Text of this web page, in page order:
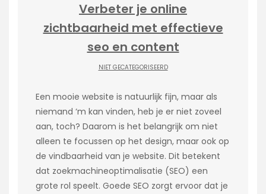
Verbeter je online
zichtbaarheid met effectieve
seo en content
NIET GECATEGORISEERD
Een mooie website is natuurlijk fijn, maar als
niemand ‘m kan vinden, heb je er niet zoveel
aan, toch? Daarom is het belangrijk om niet
alleen te focussen op het design, maar ook op
de vindbaarheid van je website. Dit betekent
dat zoekmachineoptimalisatie (SEO) een
grote rol speelt. Goede SEO zorgt ervoor dat je